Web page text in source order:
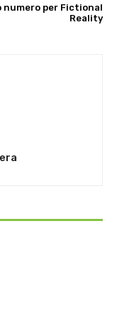
numero per Fictional
Reality